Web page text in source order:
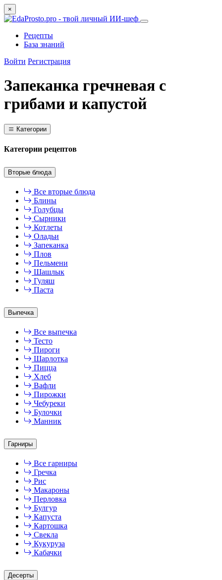
×
Рецепты
База знаний
Войти Регистрация
Запеканка гречневая с
грибами и капустой
Категории
Категории рецептов
Вторые блюда
Все вторые блюда
Блины
Голубцы
Сырники
Котлеты
Оладьи
Запеканка
Плов
Пельмени
Шашлык
Гуляш
Паста
Выпечка
Все выпечка
Тесто
Пироги
Шарлотка
Пицца
Хлеб
Вафли
Пирожки
Чебуреки
Булочки
Манник
Гарниры
Все гарниры
Гречка
Рис
Макароны
Перловка
Булгур
Капуста
Картошка
Свекла
Кукуруза
Кабачки
Десерты